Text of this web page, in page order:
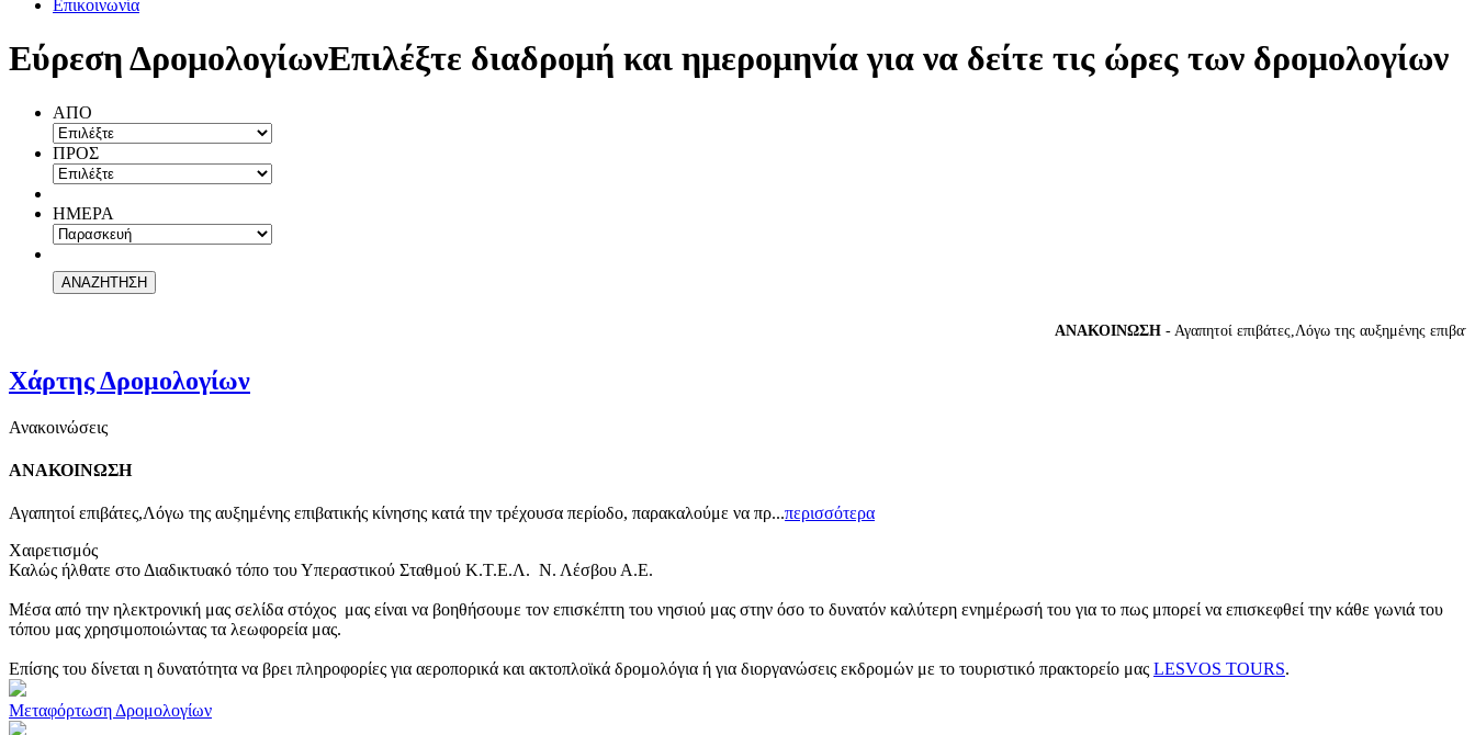
Επικοινωνία
Εύρεση ΔρομολογίωνΕπιλέξτε διαδρομή και ημερομηνία για να δείτε τις ώρες των δρομολογίων
ΑΠΟ
ΠΡΟΣ
ΗΜΕΡΑ
ΑΝΑΚΟΙΝΩΣΗ- Αγαπητοί επιβάτες,Λόγω της αυξημένης
Χάρτης Δρομολογίων
Ανακοινώσεις
ΑΝΑΚΟΙΝΩΣΗ
Αγαπητοί επιβάτες,Λόγω της αυξημένης επιβατικής κίνησης κατά την τρέχουσα περίοδο, παρακαλούμε να πρ...περισσότερα
Χαιρετισμός
Καλώς ήλθατε στο Διαδικτυακό τόπο του Υπεραστικού Σταθμού Κ.Τ.Ε.Λ. Ν. Λέσβου Α.Ε.
Μέσα από την ηλεκτρονική μας σελίδα στόχος μας είναι να βοηθήσουμε τον επισκέπτη του νησιού μας στην όσο το δυνατόν καλύτερη ενημέρωσή του για το πως μπορεί να επισκεφθεί την κάθε γωνιά του
τόπου μας χρησιμοποιώντας τα λεωφορεία μας.
Επίσης του δίνεται η δυνατότητα να βρει πληροφορίες για αεροπορικά και ακτοπλοϊκά δρομολόγια ή για διοργανώσεις εκδρομών με το τουριστικό πρακτορείο μας LESVOS TOURS.
Μεταφόρτωση Δρομολογίων